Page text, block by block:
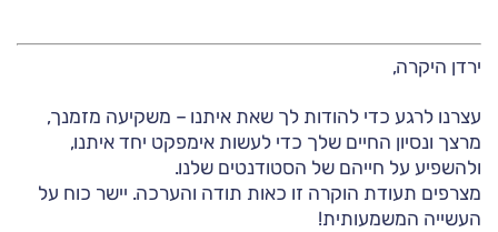
ירדן היקרה,
עצרנו לרגע כדי להודות לך שאת איתנו – משקיעה מזמנך,
מרצך ונסיון החיים שלך כדי לעשות אימפקט יחד איתנו,
ולהשפיע על חייהם של הסטודנטים שלנו.
מצרפים תעודת הוקרה זו כאות תודה והערכה. יישר כוח על
העשייה המשמעותית!